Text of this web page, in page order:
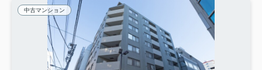
中古マンション